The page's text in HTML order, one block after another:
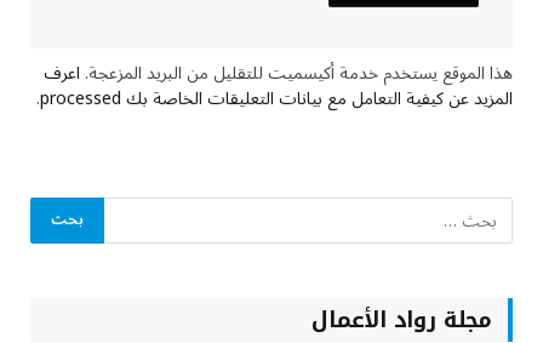
هذا الموقع يستخدم خدمة أكيسميت للتقليل من البريد المزعجة.اعرف
المزيد عن كيفية التعامل مع بيانات التعليقات الخاصة بك processed .
مجلة رواد الأعمال